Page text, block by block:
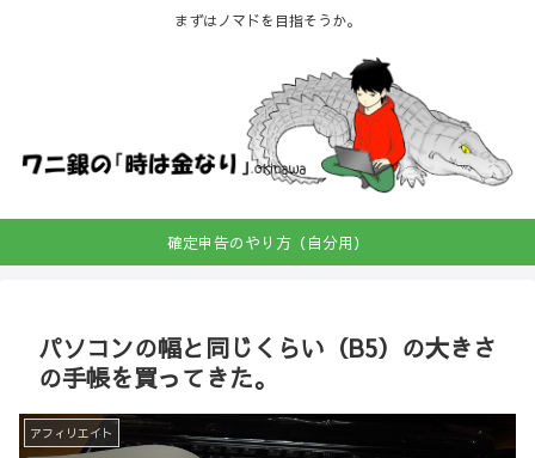
まずはノマドを目指そうか。
確定申告のやり方（自分用）
パソコンの幅と同じくらい（B5）の大きさ
の手帳を買ってきた。
アフィリエイト